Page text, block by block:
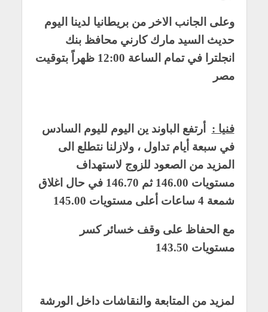
وعلى الجانب الاخر من بريطانيا لدينا اليوم
حديث السيد مارك كارني محافظ بنك
انجلترا في تمام الساعة 12:00 ظهراً بتوقيت
مصر
فنيا : أرتفع الباوند ين اليوم لليوم السادس
في سبعة أيام تداول ، ولازلنا نتطلع الى
المزيد من الصعود للزوج لاستهداف
مستويات 146.00 ثم 146.70 في حال اغلاق
شمعة 4 ساعات أعلى مستويات 145.00
مع الحفاظ على وقف خسائر كسر
مستويات 143.50
لمزيد من المتابعة والنقاشات داخل الورشة